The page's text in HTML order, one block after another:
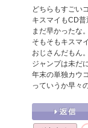
どちらもすごい
キスマイもCD
まだ早かったな。
そもそもキスマ
おじさんだもん。
ジャンプは未だ
年末の単独カウ
っていうか早々